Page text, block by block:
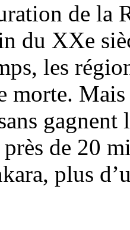
de la
du XXe
les
morte.
de 20
plus